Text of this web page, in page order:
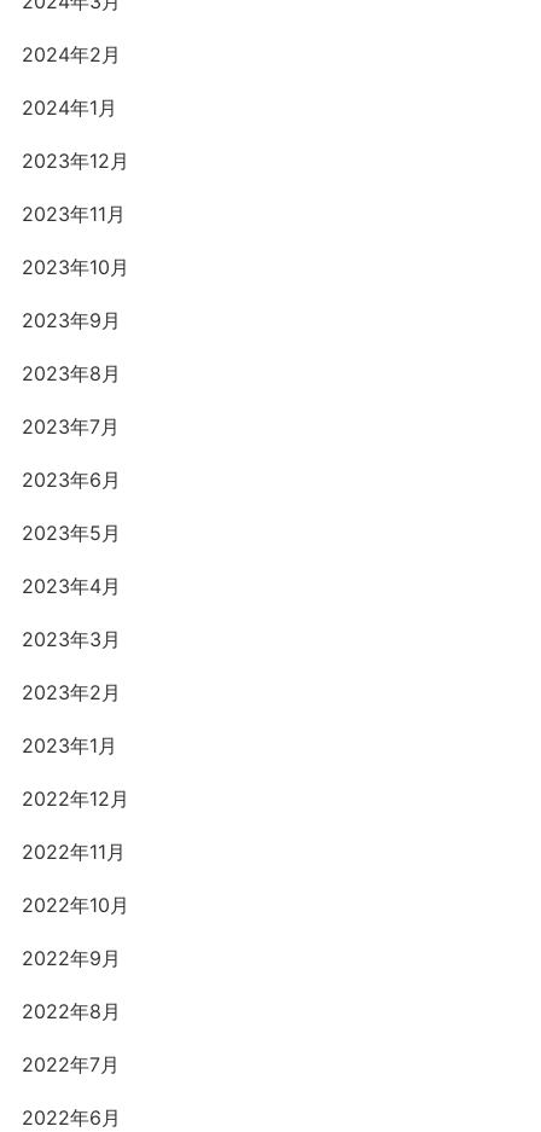
2024年2月
2024年1月
2023年12月
2023年11月
2023年10月
2023年9月
2023年8月
2023年7月
2023年6月
2023年5月
2023年4月
2023年3月
2023年2月
2023年1月
2022年12月
2022年11月
2022年10月
2022年9月
2022年8月
2022年7月
2022年6月